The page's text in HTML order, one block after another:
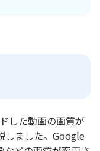
した動画の画質が
しました。Google